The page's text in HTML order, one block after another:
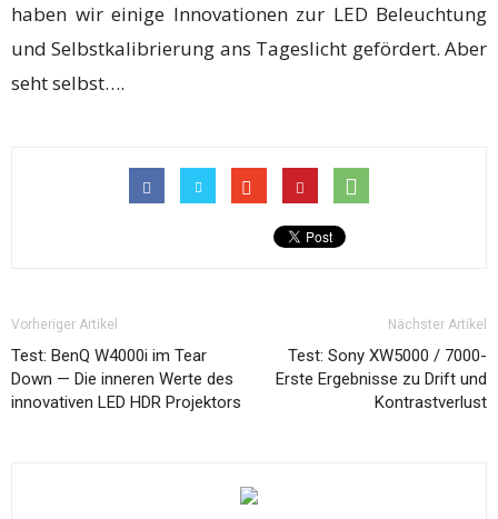
haben wir einige Innovationen zur LED Beleuchtung
und Selbstkalibrierung ans Tageslicht gefördert. Aber
seht selbst….
Vorheriger Artikel
Test: BenQ W4000i im Tear
Down — Die inneren Werte des
innovativen LED HDR Projektors
Nächster Artikel
Test: Sony XW5000 / 7000-
Erste Ergebnisse zu Drift und
Kontrastverlust